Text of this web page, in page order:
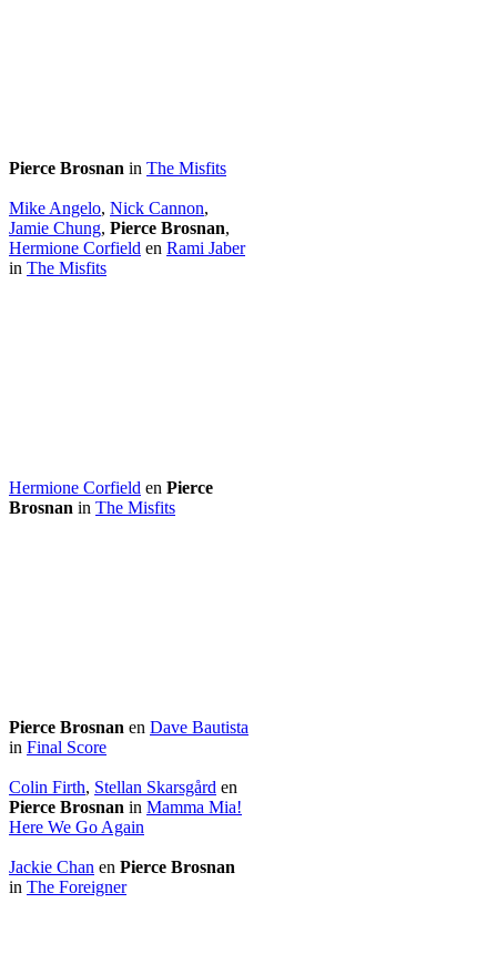
Pierce Brosnan in The Misfits
Mike Angelo, Nick Cannon,
Jamie Chung, Pierce Brosnan,
Hermione Corfield en Rami Jaber
in The Misfits
Hermione Corfield en Pierce
Brosnan in The Misfits
Pierce Brosnan en Dave Bautista
in Final Score
Colin Firth, Stellan Skarsgård en
Pierce Brosnan in Mamma Mia!
Here We Go Again
Jackie Chan en Pierce Brosnan
in The Foreigner